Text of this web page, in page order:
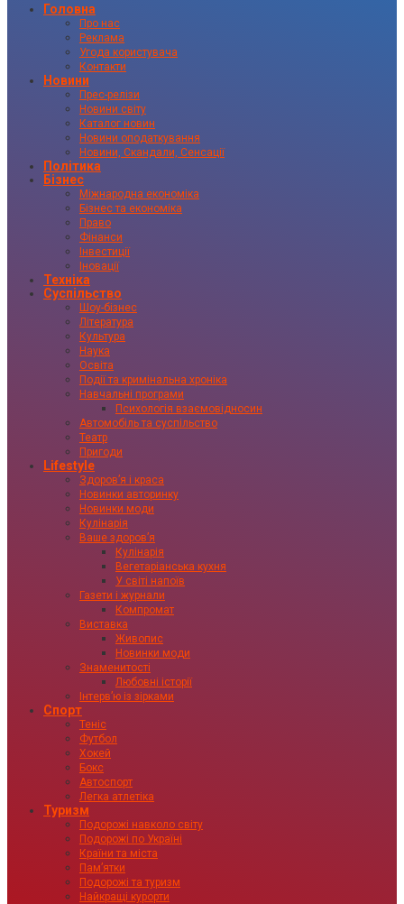
Головна
Про нас
Реклама
Угода користувача
Контакти
Новини
Прес-релізи
Новини світу
Каталог новин
Новини оподаткування
Новини, Скандали, Сенсації
Політика
Бізнес
Міжнародна економіка
Бізнес та економіка
Право
Фінанси
Інвестиції
Іновації
Техніка
Суспільство
Шоу-бізнес
Література
Культура
Наука
Освіта
Події та кримінальна хроніка
Навчальні програми
Психологія взаємовідносин
Автомобіль та суспільство
Театр
Пригоди
Lifestyle
Здоровʼя і краса
Новинки авторинку
Новинки моди
Кулінарія
Ваше здоровʼя
Кулінарія
Вегетаріанська кухня
У світі напоїв
Газети і журнали
Компромат
Виставка
Живопис
Новинки моди
Знаменитості
Любовні історії
Інтервʼю із зірками
Спорт
Теніс
Футбол
Хокей
Бокс
Автоспорт
Легка атлетіка
Туризм
Подорожі навколо світу
Подорожі по Україні
Країни та міста
Пам’ятки
Подорожі та туризм
Найкращі курорти